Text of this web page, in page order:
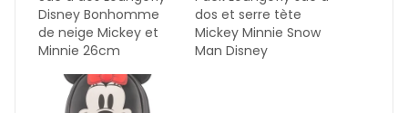
Disney Bonhomme
de neige Mickey et
Minnie 26cm
dos et serre tète
Mickey Minnie Snow
Man Disney